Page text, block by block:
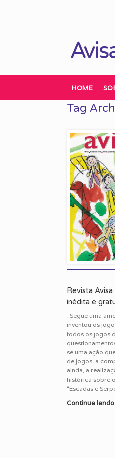
HOME
Tag
Revista
inédita e
Segue uma
inventou os
todos os jogos
se uma ação
de jogos, a
ainda, a
histórica sobre
“Escadas e
Continue